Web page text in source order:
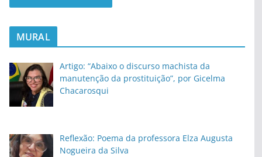
MURAL
Artigo: “Abaixo o discurso machista da
manutenção da prostituição”, por Gicelma
Chacarosqui
Reflexão: Poema da professora Elza Augusta
Nogueira da Silva